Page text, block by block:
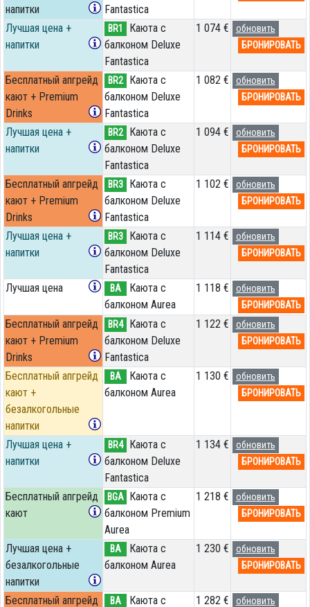
напитки
Fantastica
Лучшая цена +
напитки
BR1
Каюта с
балконом Deluxe
Fantastica
1 074 €
обновить
БРОНИРОВАТЬ
Бесплатный апгрейд
кают + Premium
Drinks
BR2
Каюта с
балконом Deluxe
Fantastica
1 082 €
обновить
БРОНИРОВАТЬ
Лучшая цена +
напитки
BR2
Каюта с
балконом Deluxe
Fantastica
1 094 €
обновить
БРОНИРОВАТЬ
Бесплатный апгрейд
кают + Premium
Drinks
BR3
Каюта с
балконом Deluxe
Fantastica
1 102 €
обновить
БРОНИРОВАТЬ
Лучшая цена +
напитки
BR3
Каюта с
балконом Deluxe
Fantastica
1 114 €
обновить
БРОНИРОВАТЬ
Лучшая цена BA
Каюта с
балконом Aurea
1 118 €
обновить
БРОНИРОВАТЬ
Бесплатный апгрейд
кают + Premium
Drinks
BR4
Каюта с
балконом Deluxe
Fantastica
1 122 €
обновить
БРОНИРОВАТЬ
Бесплатный апгрейд
кают +
безалкогольные
напитки
BA
Каюта с
балконом Aurea
1 130 €
обновить
БРОНИРОВАТЬ
Лучшая цена +
напитки
BR4
Каюта с
балконом Deluxe
Fantastica
1 134 €
обновить
БРОНИРОВАТЬ
Бесплатный апгрейд
кают
BGA Каюта с
балконом Premium
Aurea
1 218 €
обновить
БРОНИРОВАТЬ
Лучшая цена +
безалкогольные
напитки
BA
Каюта с
балконом Aurea
1 230 €
обновить
БРОНИРОВАТЬ
Бесплатный апгрейд BA Каюта с 1 282 € обновить